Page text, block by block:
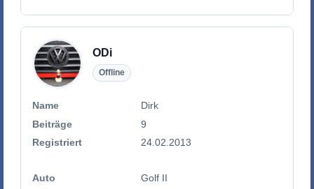
ODi
Offline
Name
Dirk
Beiträge
9
Registriert
24.02.2013
Auto
Golf II